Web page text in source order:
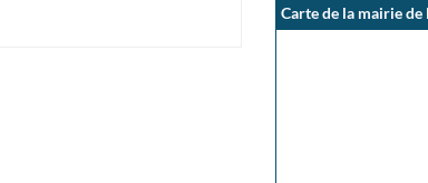
Carte de la mairie de